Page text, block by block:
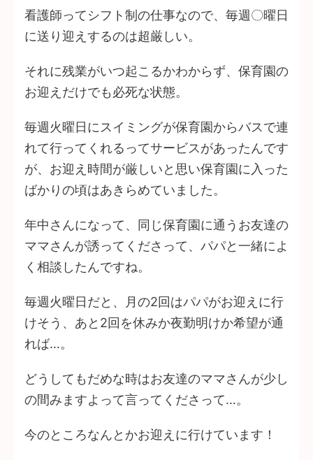
看護師ってシフト制の仕事なので、毎週〇曜日
に送り迎えするのは超厳しい。
それに残業がいつ起こるかわからず、保育園の
お迎えだけでも必死な状態。
毎週火曜日にスイミングが保育園からバスで連
れて行ってくれるってサービスがあったんです
が、お迎え時間が厳しいと思い保育園に入った
ばかりの頃はあきらめていました。
年中さんになって、同じ保育園に通うお友達の
ママさんが誘ってくださって、パパと一緒によ
く相談したんですね。
毎週火曜日だと、月の2回はパパがお迎えに行
けそう、あと2回を休みか夜勤明けか希望が通
れば…。
どうしてもだめな時はお友達のママさんが少し
の間みますよって言ってくださって…。
今のところなんとかお迎えに行けています！